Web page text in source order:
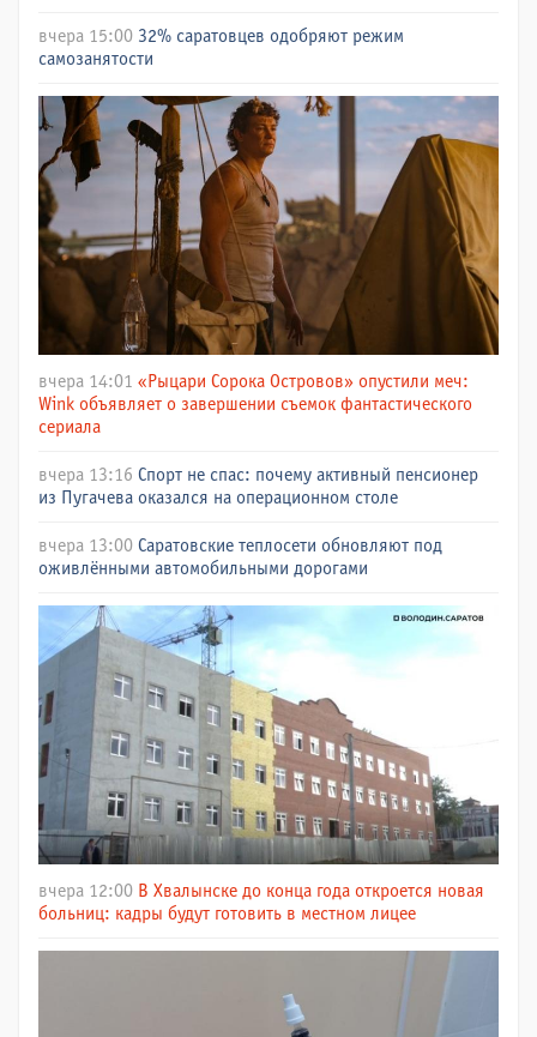
вчера 15:00 32% саратовцев одобряют режим
самозанятости
вчера 14:01 «Рыцари Сорока Островов» опустили меч:
Wink объявляет о завершении съемок фантастического
сериала
вчера 13:16 Спорт не спас: почему активный пенсионер
из Пугачева оказался на операционном столе
вчера 13:00 Саратовские теплосети обновляют под
оживлёнными автомобильными дорогами
вчера 12:00 В Хвалынске до конца года откроется новая
больниц: кадры будут готовить в местном лицее